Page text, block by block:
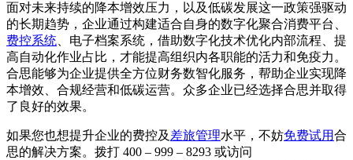
面对未来持续的降本增效压力，以及低碳发展这一政策强驱动
的长期趋势，企业通过构建适合自身的数字化聚合消费平台、
费控系统 、电子档案系统，借助数字化技术优化内部流程、提
高自动化作业占比，才能提高组织内各职能的活力和免疫力。
合思能够为企业提供全方位财务数智化服务，帮助企业实现降
本增效、合规经营和低碳运营。众多企业已经选择合思并取得
了良好的效果。
如果您也想提升企业的费控及 差旅管理水平，不妨免费试用合
思的解决方案。拨打 400 – 999 – 8293 或访问